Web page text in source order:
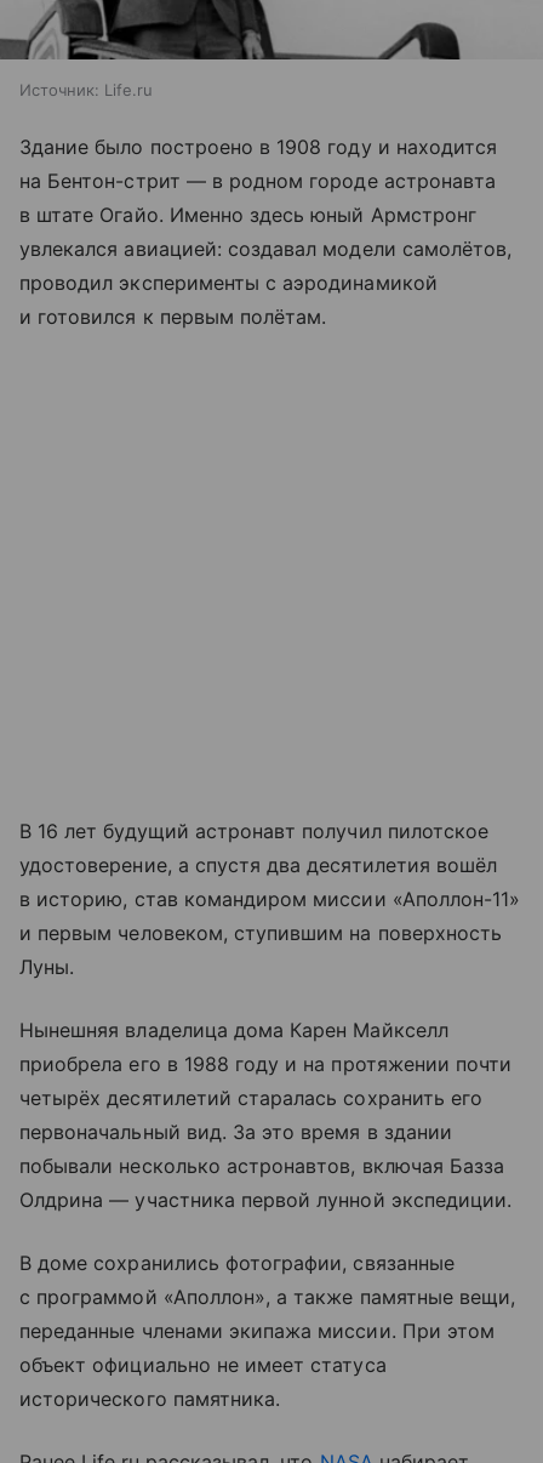
Источник: Life.ru
Здание было построено в 1908 году и находится
на Бентон-стрит — в родном городе астронавта
в штате Огайо. Именно здесь юный Армстронг
увлекался авиацией: создавал модели самолётов,
проводил эксперименты с аэродинамикой
и готовился к первым полётам.
В 16 лет будущий астронавт получил пилотское
удостоверение, а спустя два десятилетия вошёл
в историю, став командиром миссии «Аполлон-11»
и первым человеком, ступившим на поверхность
Луны.
Нынешняя владелица дома Карен Майкселл
приобрела его в 1988 году и на протяжении почти
четырёх десятилетий старалась сохранить его
первоначальный вид. За это время в здании
побывали несколько астронавтов, включая Базза
Олдрина — участника первой лунной экспедиции.
В доме сохранились фотографии, связанные
с программой «Аполлон», а также памятные вещи,
переданные членами экипажа миссии. При этом
объект официально не имеет статуса
исторического памятника.